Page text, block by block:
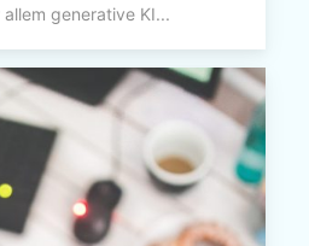
generative KI...